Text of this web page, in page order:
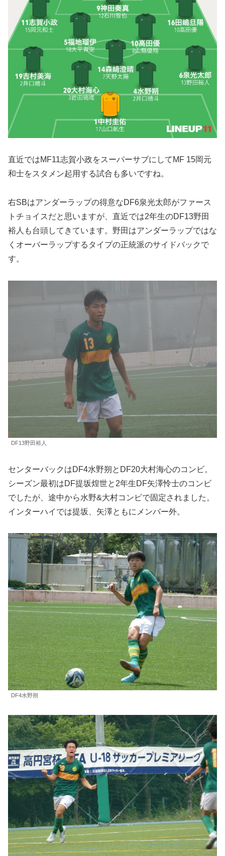
直近ではMF11志賀小政をスーパーサブにしてMF 15岡元
和士をスタメン起用する試合も多いですね。
右SBはアンダーラップの得意なDF6泉光太郎がファース
トチョイスだと思いますが、直近では2年生のDF13野田
裕人も台頭してきています。野田はアンダーラップではな
くオーバーラップするタイプの正統派のサイドバックで
す。
DF13野田裕人
センターバックはDF4水野朔とDF20大村海心のコンビ。
シーズン最初はDF提坂煌世と2年生DF矢澤怜士のコンビ
でしたが、途中から水野&大村コンビで固定されました。
インターハイでは提坂、矢澤ともにメンバー外。
DF4水野朔